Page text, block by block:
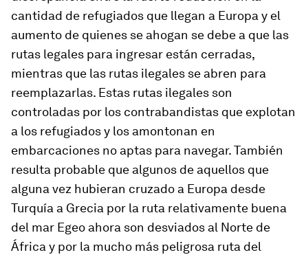
cantidad de refugiados que llegan a Europa y el
aumento de quienes se ahogan se debe a que las
rutas legales para ingresar están cerradas,
mientras que las rutas ilegales se abren para
reemplazarlas. Estas rutas ilegales son
controladas por los contrabandistas que explotan
a los refugiados y los amontonan en
embarcaciones no aptas para navegar. También
resulta probable que algunos de aquellos que
alguna vez hubieran cruzado a Europa desde
Turquía a Grecia por la ruta relativamente buena
del mar Egeo ahora son desviados al Norte de
África y por la mucho más peligrosa ruta del